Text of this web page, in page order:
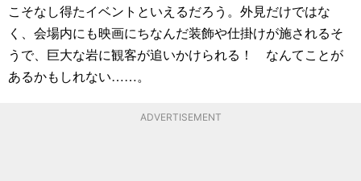
こそなし得たイベントといえるだろう。外見だけではな
く、会場内にも映画にちなんだ装飾や仕掛けが施されるそ
うで、巨大な岩に観客が追いかけられる！ なんてことが
あるかもしれない……。
ADVERTISEMENT